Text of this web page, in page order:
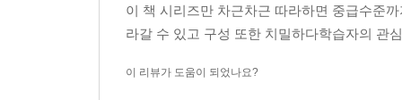
이 책 시리즈만 차근차근 따라하면 중급수준
라갈 수 있고 구성 또한 치밀하다학습자의 관
이 리뷰가 도움이 되었나요?